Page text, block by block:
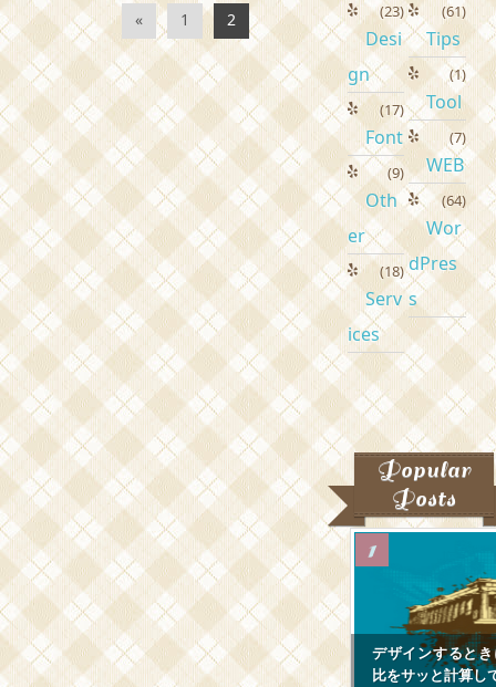
« 1 2
Desi
gn
(23)
Font
(17)
Oth
er
(9)
Serv
ices
(18)
Tips
(61)
Tool
(1)
WEB
(7)
Wor
dPres
s
(64)
Popular
Posts
デザインすると
比をサッと計算し